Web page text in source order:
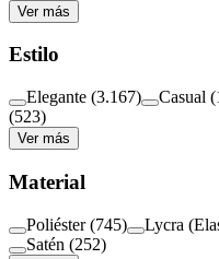
Ver más
Estilo
Elegante (3.167) Casual (
(523)
Ver más
Material
Poliéster (745) Lycra
Satén (252)